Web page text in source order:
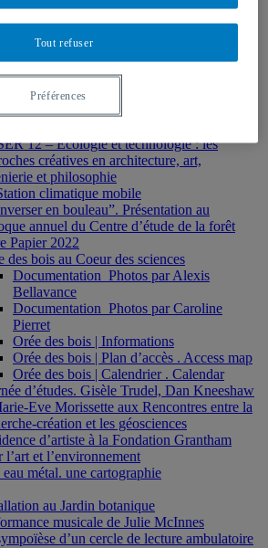
Devenir-Hêtre | Calendrier . Calendar
Devenir-Hêtre | Visiter . Visit
Photos par Caroline Pierret
Photos par Richard-Max Tremblay
Photos par Gisèle Trudel
with the Flow. Exploring ecotechnologies
12 – Écologie et technologie : les
créatives en architecture, art,
et philosophie
climatique mobile
en bouleau”. Présentation au
annuel du Centre d’étude de la forêt
Papier 2022
des bois au Coeur des sciences
Documentation_Photos par Alexis
Bellavance
Documentation_Photos par Caroline
Pierret
Orée des bois | Informations
Orée des bois | Plan d’accès . Access map
Orée des bois | Calendrier . Calendar
d’études. Gisèle Trudel, Dan Kneeshaw
Eve Morissette aux Rencontres entre la
création et les géosciences
d’artiste à la Fondation Grantham
l’art et l’environnement
eau métal. une cartographie
au Jardin botanique
musicale de Julie McInnes
d’un cercle de lecture ambulatoire
Tout refuser
Préférences